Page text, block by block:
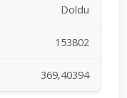
Doldu
153802
369,40394